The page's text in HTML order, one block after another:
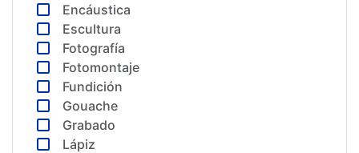
Encáustica
Escultura
Fotografía
Fotomontaje
Fundición
Gouache
Grabado
Lápiz